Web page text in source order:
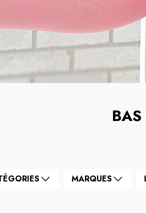
BAS
MARQUES